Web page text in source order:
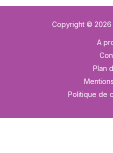
Copyright ©
A
Plan
Politique de